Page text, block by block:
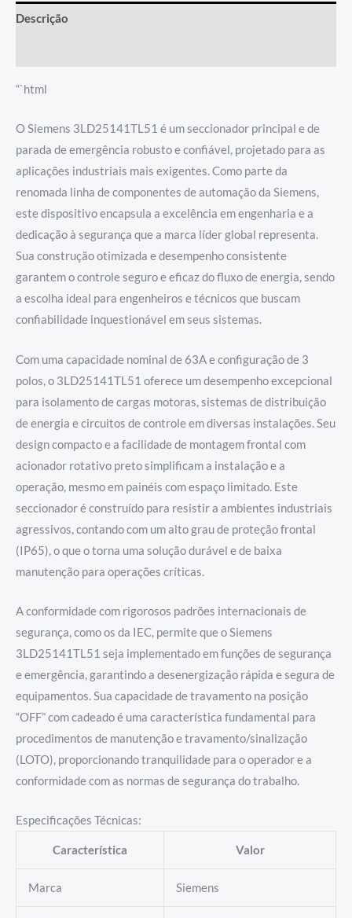
Descrição
“`html
O Siemens 3LD25141TL51 é um seccionador principal e de
parada de emergência robusto e confiável, projetado para as
aplicações industriais mais exigentes. Como parte da
renomada linha de componentes de automação da Siemens,
este dispositivo encapsula a excelência em engenharia e a
dedicação à segurança que a marca líder global representa.
Sua construção otimizada e desempenho consistente
garantem o controle seguro e eficaz do fluxo de energia, sendo
a escolha ideal para engenheiros e técnicos que buscam
confiabilidade inquestionável em seus sistemas.
Com uma capacidade nominal de 63A e configuração de 3
polos, o 3LD25141TL51 oferece um desempenho excepcional
para isolamento de cargas motoras, sistemas de distribuição
de energia e circuitos de controle em diversas instalações. Seu
design compacto e a facilidade de montagem frontal com
acionador rotativo preto simplificam a instalação e a
operação, mesmo em painéis com espaço limitado. Este
seccionador é construído para resistir a ambientes industriais
agressivos, contando com um alto grau de proteção frontal
(IP65), o que o torna uma solução durável e de baixa
manutenção para operações críticas.
A conformidade com rigorosos padrões internacionais de
segurança, como os da IEC, permite que o Siemens
3LD25141TL51 seja implementado em funções de segurança
e emergência, garantindo a desenergização rápida e segura de
equipamentos. Sua capacidade de travamento na posição
“OFF” com cadeado é uma característica fundamental para
procedimentos de manutenção e travamento/sinalização
(LOTO), proporcionando tranquilidade para o operador e a
conformidade com as normas de segurança do trabalho.
Especificações Técnicas:
Característica Valor
Marca Siemens